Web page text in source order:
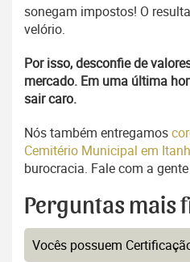
sonegam impostos! O
velório.
Por isso, desconfie de
mercado. Em uma última
sair caro.
Nós também entregamos
Cemitério Municipal em
burocracia. Fale com a
Perguntas mais
Vocês possuem